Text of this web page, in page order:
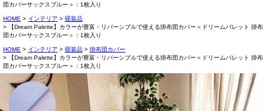
団カバーサックスブルー＞：1枚入り
HOME インテリア
寝装品
【Dream Palette】カラーが豊富・リバーシブルで使える掛布団カバー＜ドリームパレット 掛布
団カバーサックスブルー＞：1枚入り
HOME インテリア 寝装品
掛布団カバー
【Dream Palette】カラーが豊富・リバーシブルで使える掛布団カバー＜ドリームパレット 掛布
団カバーサックスブルー＞：1枚入り